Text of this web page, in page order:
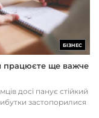
БІЗНЕС
працюєте ще важче
досі панує стійкий
застопорилися